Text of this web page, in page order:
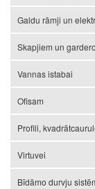
Galdu rāmji un
Skapjiem un
Vannas istabai
Ofisam
Profili,
Virtuvei
Bīdāmo durvju